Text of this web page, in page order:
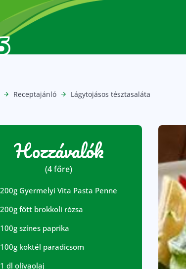
Receptajánló Lágytojásos tésztasaláta
Hozzávalók
(4 főre)
200g Gyermelyi Vita Pasta Penne
200g főtt brokkoli rózsa
100g színes paprika
100g koktél paradicsom
1 dl olívaolaj